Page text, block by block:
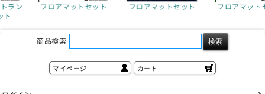
ラン
ト
フロアマットセット フロアマットセット フロアマット
商品検索
マイページ カート